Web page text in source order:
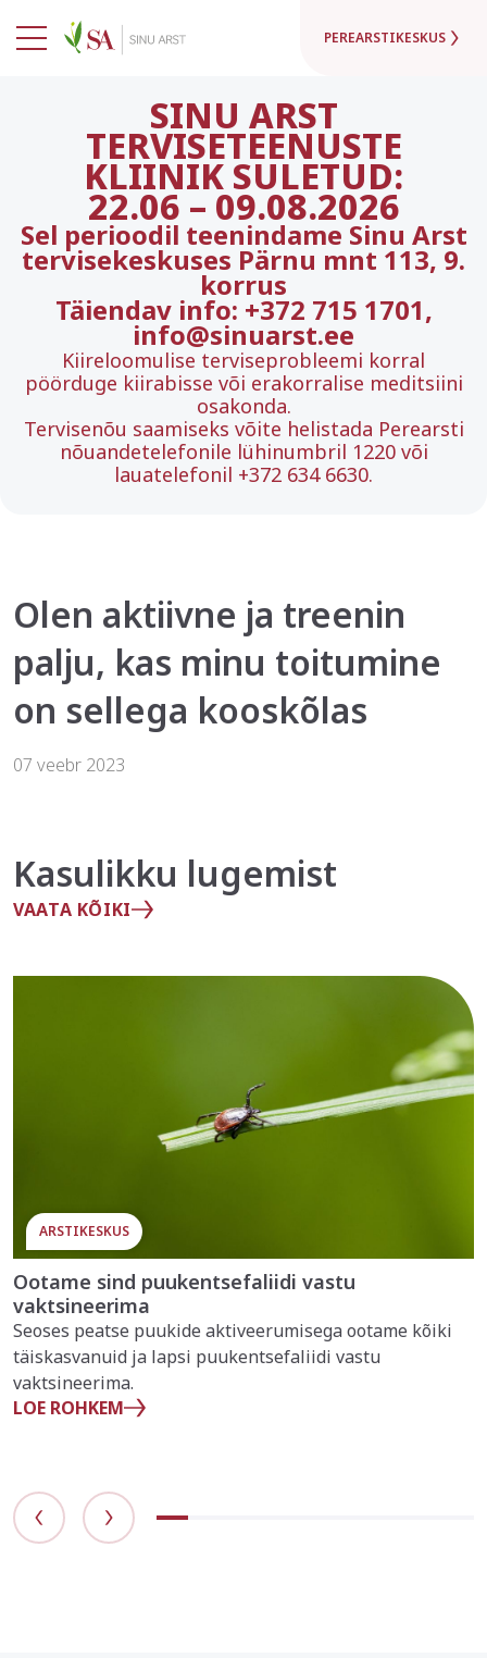
PEREARSTIKESKUS
SINU ARST
TERVISETEENUSTE
KLIINIK SULETUD:
22.06 – 09.08.2026
Sel perioodil teenindame Sinu Arst
tervisekeskuses Pärnu mnt 113, 9.
korrus
Täiendav info: +372 715 1701,
info@sinuarst.ee
Kiireloomulise terviseprobleemi korral
pöörduge kiirabisse või erakorralise meditsiini
osakonda.
Tervisenõu saamiseks võite helistada Perearsti
nõuandetelefonile lühinumbril 1220 või
lauatelefonil +372 634 6630.
Olen aktiivne ja treenin
palju, kas minu toitumine
on sellega kooskõlas
07 veebr 2023
Kasulikku lugemist
VAATA KÕIKI
ARSTIKESKUS
Ootame sind puukentsefaliidi vastu
vaktsineerima
Seoses peatse puukide aktiveerumisega ootame kõiki
täiskasvanuid ja lapsi puukentsefaliidi vastu
vaktsineerima.
LOE ROHKEM